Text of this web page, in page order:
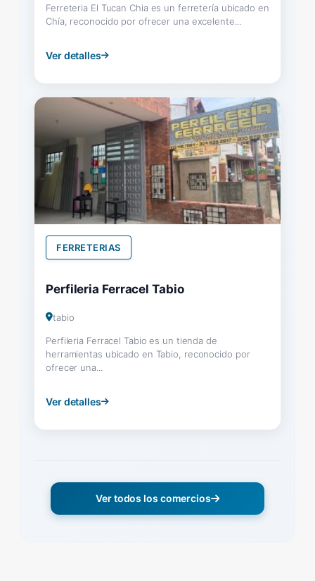
Ferreteria El Tucan Chia es un ferretería ubicado en
Chía, reconocido por ofrecer una excelente...
Ver detalles
FERRETERIAS
Perfileria Ferracel Tabio
tabio
Perfileria Ferracel Tabio es un tienda de
herramientas ubicado en Tabio, reconocido por
ofrecer una...
Ver detalles
Ver todos los comercios